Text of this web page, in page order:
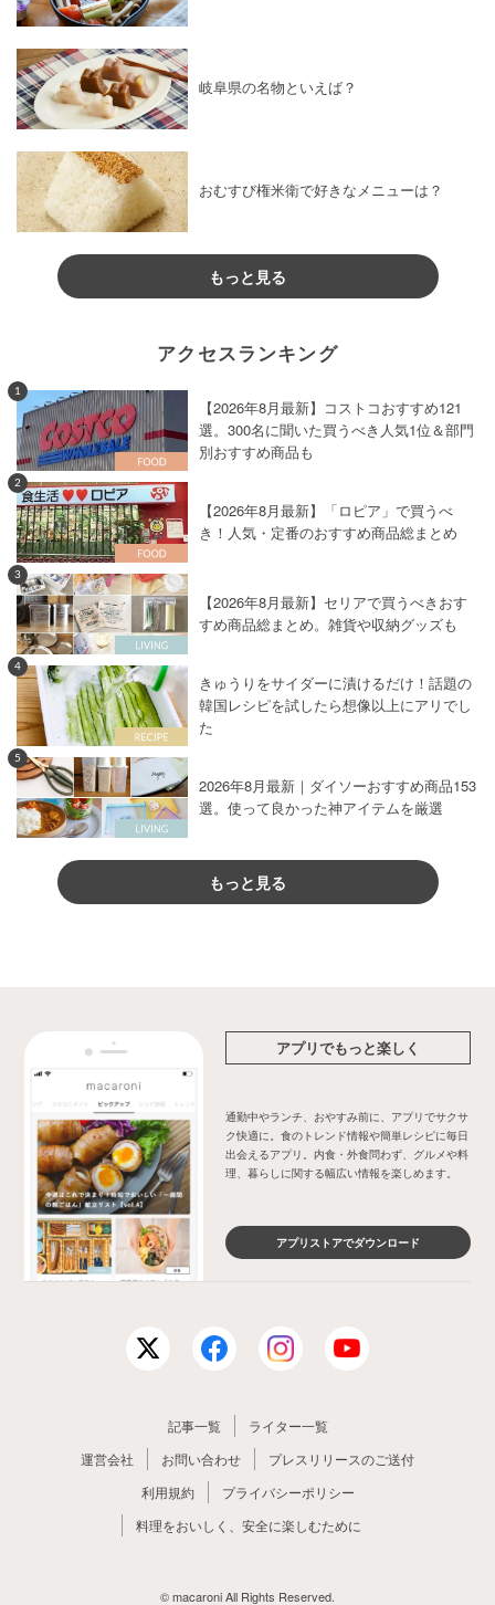
岐阜県の名物といえば？
おむすび権米衛で好きなメニューは？
もっと見る
アクセスランキング
1
【2026年8月最新】コストコおすすめ121
選。300名に聞いた買うべき人気1位＆部門
別おすすめ商品も
2
【2026年8月最新】「ロピア」で買うべ
き！人気・定番のおすすめ商品総まとめ
3
【2026年8月最新】セリアで買うべきおす
すめ商品総まとめ。雑貨や収納グッズも
4
きゅうりをサイダーに漬けるだけ！話題の
韓国レシピを試したら想像以上にアリでし
た
5
2026年8月最新｜ダイソーおすすめ商品153
選。使って良かった神アイテムを厳選
もっと見る
アプリでもっと楽しく
通勤中やランチ、おやすみ前に、アプリでサクサ
ク快適に。食のトレンド情報や簡単レシピに毎日
出会えるアプリ。内食・外食問わず、グルメや料
理、暮らしに関する幅広い情報を楽しめます。
アプリストアでダウンロード
記事一覧
ライター一覧
運営会社
お問い合わせ
プレスリリースのご送付
利用規約
プライバシーポリシー
料理をおいしく、安全に楽しむために
© macaroni All Rights Reserved.